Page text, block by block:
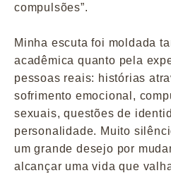
compulsões”.
Minha escuta foi moldada
acadêmica quanto pela
pessoas reais: histórias
sofrimento emocional,
sexuais, questões de
personalidade. Muito
um grande desejo por
alcançar uma vida que